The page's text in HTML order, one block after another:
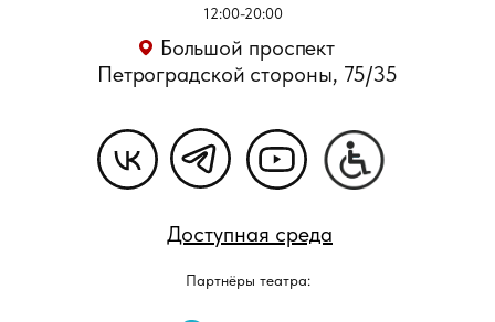
12:00-20:00
Большой проспект
Петроградской стороны, 75/35
Партнёры театра:
Доступная среда